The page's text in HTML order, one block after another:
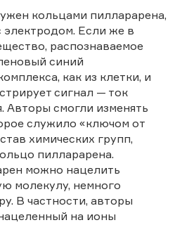
кольцами пилларарена,
электродом. Если же в
распознаваемое
синий
как из клетки, и
сигнал — ток
Авторы смогли изменять
служило «ключом от
химических групп,
пилларарена.
можно нацелить
молекулу, немного
В частности, авторы
на ионы